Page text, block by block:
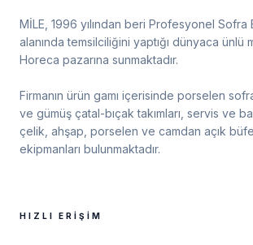
MİLE, 1996 yılından beri Profesyonel Sofra
alanında temsilciliğini yaptığı dünyaca ünlü
Horeca pazarına sunmaktadır.
Firmanın ürün gamı içerisinde porselen
ve gümüş çatal-bıçak takımları, servis ve
çelik, ahşap, porselen ve camdan açık
ekipmanları bulunmaktadır.
HIZLI ERIŞIM